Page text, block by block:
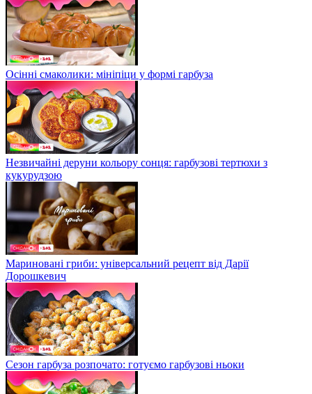
Осінні смаколики: мініпіци у формі гарбуза
Незвичайні деруни кольору сонця: гарбузові тертюхи з
кукурудзою
Мариновані гриби: універсальний рецепт від Дарії
Дорошкевич
Сезон гарбуза розпочато: готуємо гарбузові ньоки